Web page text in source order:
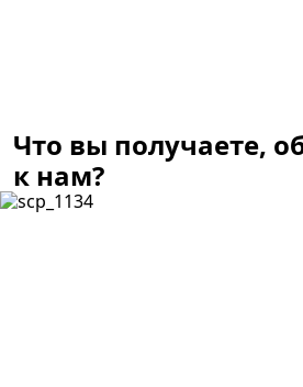
Что вы получаете,
к нам?